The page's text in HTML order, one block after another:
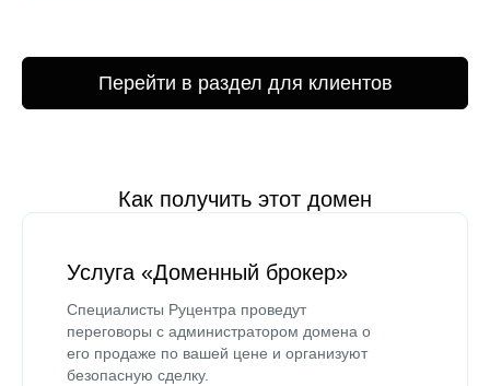
Перейти в раздел для клиентов
Как получить этот домен
Услуга «Доменный брокер»
Специалисты Руцентра проведут
переговоры с администратором домена о
его продаже по вашей цене и организуют
безопасную сделку.